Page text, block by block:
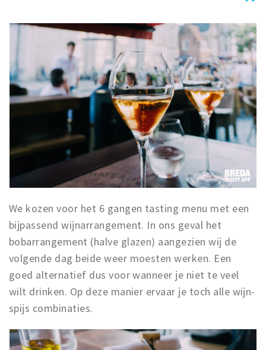
We kozen voor het 6 gangen tasting menu met een
bijpassend wijnarrangement. In ons geval het
bobarrangement (halve glazen) aangezien wij de
volgende dag beide weer moesten werken. Een
goed alternatief dus voor wanneer je niet te veel
wilt drinken. Op deze manier ervaar je toch alle wijn-
spijs combinaties.